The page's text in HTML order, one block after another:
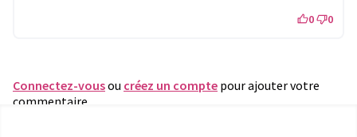
0 0
Connectez-vousou créez un compte pour ajouter votre
commentaire.